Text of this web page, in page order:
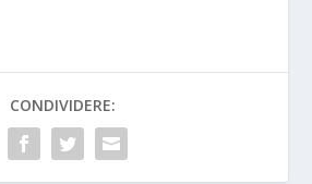
CONDIVIDERE: